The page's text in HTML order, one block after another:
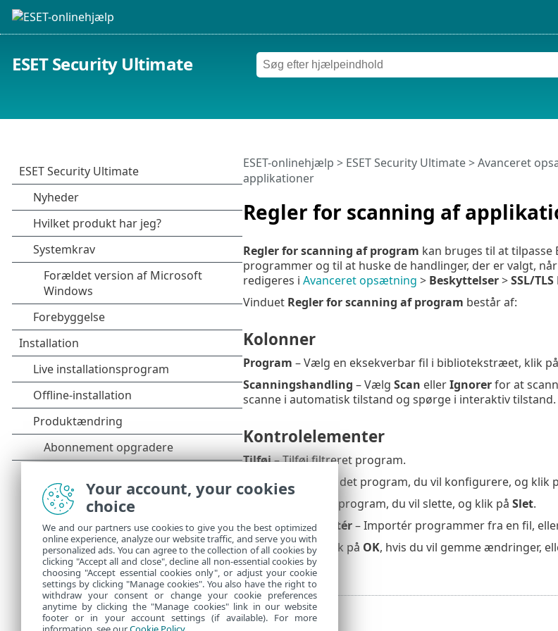
ESET Security Ultimate
Regler for scanning af
ESET-onlinehjælp > ESET Security Ultimate>Avanceret
applikationer
Regler for scanning af program kan bruges til at tilpasse
programmer og til at huske de handlinger, der er valgt, når
redigeres i Avanceret opsætning > Beskyttelser>SSL/TLS
Vinduet Regler for scanning af program består af:
Kolonner
Program – Vælg en eksekverbar fil i bibliotekstræet, klik
Scanningshandling – Vælg Scan ellerIgnorerfor at
scanne i automatisk tilstand og spørge i interaktiv
Kontrolelementer
Tilføj– Tilføj filtreret program.
Rediger
– Markér det program, du vil konfigurere, og klik
– Markér det program, du vil slette, og klik på Slet.
Importér/Eksportér– Importér programmer fra en fil,
OK/Annuller– Klik på OK, hvis du vil gemme ændringer,
ændringer.
Your account, your cookies
choice
We and our partners use cookies to give you the best optimized
online experience, analyze our website traffic, and serve you with
personalized ads. You can agree to the collection of all cookies by
clicking "Accept all and close", decline all non-essential cookies by
choosing "Accept essential cookies only", or adjust your cookie
settings by clicking "Manage cookies". You also have the right to
withdraw your consent or change your cookie preferences
anytime by clicking the "Manage cookies" link in our website
footer or in your account settings (if available). For more